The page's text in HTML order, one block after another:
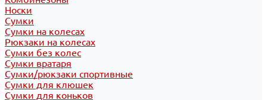
Носки
Сумки
Сумки на колесах
Рюкзаки на колесах
Сумки без колес
Сумки вратаря
Сумки/рюкзаки спортивные
Сумки для клюшек
Сумки для коньков